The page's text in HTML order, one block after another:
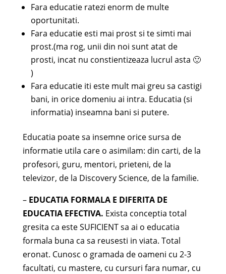
Fara educatie ratezi enorm de multe
oportunitati.
Fara educatie esti mai prost si te simti mai
prost.(ma rog, unii din noi sunt atat de
prosti, incat nu constientizeaza lucrul asta 🙂
)
Fara educatie iti este mult mai greu sa castigi
bani, in orice domeniu ai intra. Educatia (si
informatia) inseamna bani si putere.
Educatia poate sa insemne orice sursa de
informatie utila care o asimilam: din carti, de la
profesori, guru, mentori, prieteni, de la
televizor, de la Discovery Science, de la familie.
– EDUCATIA FORMALA E DIFERITA DE
EDUCATIA EFECTIVA. Exista conceptia total
gresita ca este SUFICIENT sa ai o educatia
formala buna ca sa reusesti in viata. Total
eronat. Cunosc o gramada de oameni cu 2-3
facultati, cu mastere, cu cursuri fara numar, cu